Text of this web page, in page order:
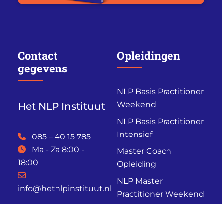
Contact
gegevens
Het NLP Instituut
085 – 40 15 785
Ma - Za 8:00 -
18:00
info@hetnlpinstituut.nl
Opleidingen
NLP Basis Practitioner
Weekend
NLP Basis Practitioner
Intensief
Master Coach
Opleiding
NLP Master
Practitioner Weekend